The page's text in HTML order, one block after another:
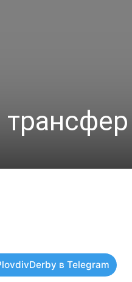
в Telegram